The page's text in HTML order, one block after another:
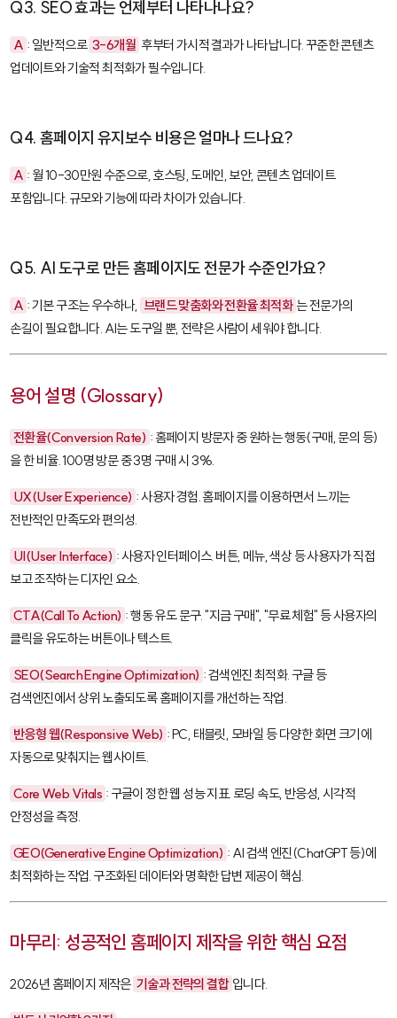
Q3. SEO 효과는 언제부터 나타나나요?
A : 일반적으로 3-6개월 후부터 가시적 결과가 나타납니다. 꾸준한 콘텐츠
업데이트와 기술적 최적화가 필수입니다.
Q4. 홈페이지 유지보수 비용은 얼마나 드나요?
A : 월 10-30만원 수준으로, 호스팅, 도메인, 보안, 콘텐츠 업데이트
포함입니다. 규모와 기능에 따라 차이가 있습니다.
Q5. AI 도구로 만든 홈페이지도 전문가 수준인가요?
A : 기본 구조는 우수하나, 브랜드 맞춤화와 전환율 최적화 는 전문가의
손길이 필요합니다. AI는 도구일 뿐, 전략은 사람이 세워야 합니다.
용어 설명 (Glossary)
전환율(Conversion Rate) : 홈페이지 방문자 중 원하는 행동(구매, 문의 등)
을 한 비율. 100명 방문 중 3명 구매 시 3%.
UX(User Experience) : 사용자 경험. 홈페이지를 이용하면서 느끼는
전반적인 만족도와 편의성.
UI(User Interface) : 사용자 인터페이스. 버튼, 메뉴, 색상 등 사용자가 직접
보고 조작하는 디자인 요소.
CTA(Call To Action) : 행동 유도 문구. "지금 구매", "무료 체험" 등 사용자의
클릭을 유도하는 버튼이나 텍스트.
SEO(Search Engine Optimization) : 검색엔진 최적화. 구글 등
검색엔진에서 상위 노출되도록 홈페이지를 개선하는 작업.
반응형 웹(Responsive Web) : PC, 태블릿, 모바일 등 다양한 화면 크기에
자동으로 맞춰지는 웹사이트.
Core Web Vitals : 구글이 정한 웹 성능 지표. 로딩 속도, 반응성, 시각적
안정성을 측정.
GEO(Generative Engine Optimization) : AI 검색 엔진(ChatGPT 등)에
최적화하는 작업. 구조화된 데이터와 명확한 답변 제공이 핵심.
마무리: 성공적인 홈페이지 제작을 위한 핵심 요점
2026년 홈페이지 제작은 기술과 전략의 결합 입니다.